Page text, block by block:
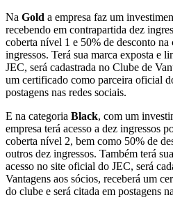
Na Gold a empresa faz um
recebendo em contrapartida dez
coberta nível 1 e 50% de desconto na
ingressos. Terá sua marca exposta e
JEC, será cadastrada no Clube de
um certificado como parceira oficial
postagens nas redes sociais.
E na categoria Black, com um
empresa terá acesso a dez ingressos
coberta nível 2, bem como 50% de
outros dez ingressos. Também terá
acesso no site oficial do JEC, será
Vantagens aos sócios, receberá um
do clube e será citada em postagens